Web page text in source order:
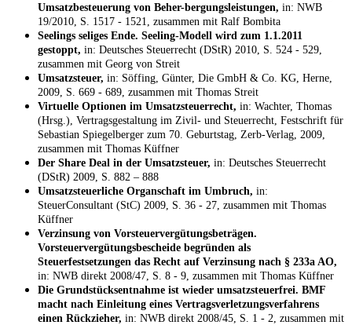
Umsatzbesteuerung von Beher-bergungsleistungen, in: NWB
19/2010, S. 1517 - 1521, zusammen mit Ralf Bombita
Seelings seliges Ende. Seeling-Modell wird zum 1.1.2011
gestoppt, in: Deutsches Steuerrecht (DStR) 2010, S. 524 - 529,
zusammen mit Georg von Streit
Umsatzsteuer, in: Söffing, Günter, Die GmbH & Co. KG, Herne,
2009, S. 669 - 689, zusammen mit Thomas Streit
Virtuelle Optionen im Umsatzsteuerrecht, in: Wachter, Thomas
(Hrsg.), Vertragsgestaltung im Zivil- und Steuerrecht, Festschrift für
Sebastian Spiegelberger zum 70. Geburtstag, Zerb-Verlag, 2009,
zusammen mit Thomas Küffner
Der Share Deal in der Umsatzsteuer, in: Deutsches Steuerrecht
(DStR) 2009, S. 882 – 888
Umsatzsteuerliche Organschaft im Umbruch, in:
SteuerConsultant (StC) 2009, S. 36 - 27, zusammen mit Thomas
Küffner
Verzinsung von Vorsteuervergütungsbeträgen.
Vorsteuervergütungsbescheide begründen als
Steuerfestsetzungen das Recht auf Verzinsung nach § 233a AO,
in: NWB direkt 2008/47, S. 8 - 9, zusammen mit Thomas Küffner
Die Grundstücksentnahme ist wieder umsatzsteuerfrei. BMF
macht nach Einleitung eines Vertragsverletzungsverfahrens
einen Rückzieher, in: NWB direkt 2008/45, S. 1 - 2, zusammen mit